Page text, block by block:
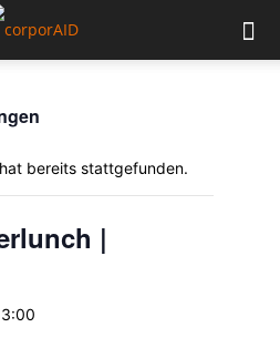
bereits stattgefunden.
|